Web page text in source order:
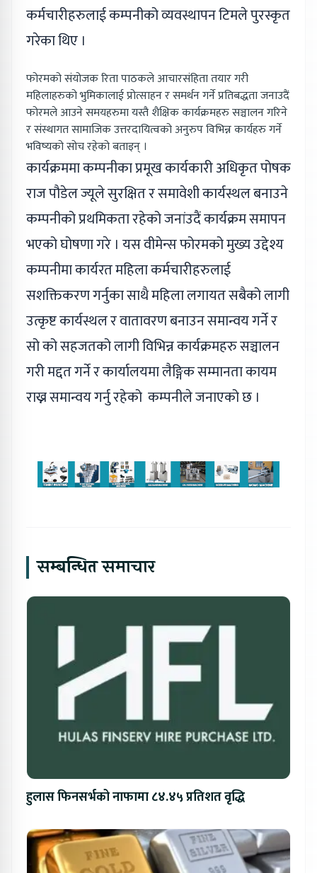
कर्मचारीहरुलाई कम्पनीको व्यवस्थापन टिमले पुरस्कृत
गरेका थिए ।
फोरमको संयोजक रिता पाठकले आचारसंहिता तयार गरी
महिलाहरुको भुमिकालाई प्रोत्साहन र समर्थन गर्ने प्रतिबद्धता जनाउदैं
फोरमले आउने समयहरुमा यस्तै शैक्षिक कार्यक्रमहरु सञ्चालन गरिने
र संस्थागत सामाजिक उत्तरदायित्वको अनुरुप विभिन्न कार्यहरु गर्ने
भविष्यको सोच रहेको बताइन् ।
कार्यक्रममा कम्पनीका प्रमूख कार्यकारी अधिकृत पोषक
राज पौडेल ज्यूले सुरक्षित र समावेशी कार्यस्थल बनाउने
कम्पनीको प्रथमिकता रहेको जनांउदैं कार्यक्रम समापन
भएको घोषणा गरे । यस वीमेन्स फोरमको मुख्य उद्देश्य
कम्पनीमा कार्यरत महिला कर्मचारीहरुलाई
सशक्तिकरण गर्नुका साथै महिला लगायत सबैको लागी
उत्कृष्ट कार्यस्थल र वातावरण बनाउन समान्वय गर्ने र
सो को सहजतको लागी विभिन्न कार्यक्रमहरु सञ्चालन
गरी मद्दत गर्ने र कार्यालयमा लैङ्गिक सम्मानता कायम
राख्न समान्वय गर्नु रहेको कम्पनीले जनाएको छ ।
सम्बन्धित समाचार
हुलास फिनसर्भको नाफामा ८४.४५ प्रतिशत वृद्धि